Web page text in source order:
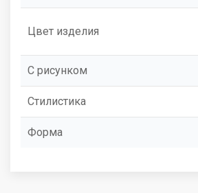
Цвет изделия
С рисунком
Стилистика
Форма